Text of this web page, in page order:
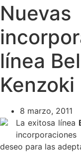
Nuevas
línea
Kenzoki
8 marzo, 2011
La exitosa línea
deseo para las